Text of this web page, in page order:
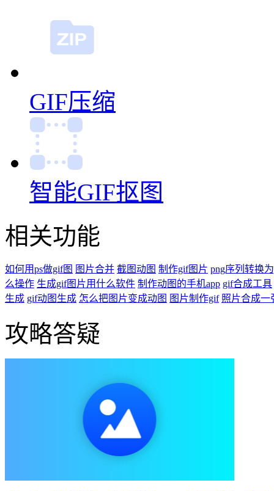
GIF压缩
智能GIF抠图
相关功能
如何用ps做gif图 图片合并 截图动图 制作gif图片 png序列转换
么操作 生成gif图片用什么软件 制作动图的手机app gif合成工具
生成 gif动图生成 怎么把图片变成动图 图片制作gif 照片合成一
攻略答疑